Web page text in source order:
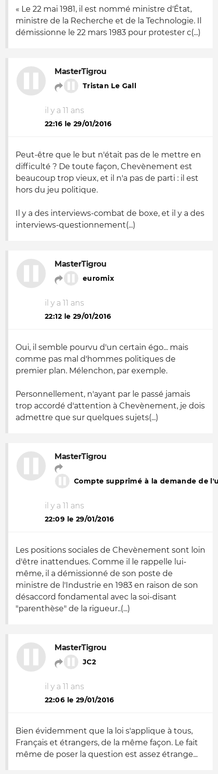
« Le 22 mai 1981, il est nommé ministre d'État,
ministre de la Recherche et de la Technologie. Il
démissionne le 22 mars 1983 pour protester c(...)
MasterTigrou
Tristan Le Gall
il y a 11 ans
22:16 le 29/01/2016
Peut-être que le but n'était pas de le mettre en
difficulté ? De toute façon, Chevènement est
beaucoup trop vieux, et il n'a pas de parti : il est
hors du jeu politique.
Il y a des interviews-combat de boxe, et il y a des
interviews-questionnement(...)
MasterTigrou
euromix
il y a 11 ans
22:12 le 29/01/2016
Oui, il semble pourvu d'un certain égo... mais
comme pas mal d'hommes politiques de
premier plan. Mélenchon, par exemple.
Personnellement, n'ayant par le passé jamais
trop accordé d'attention à Chevènement, je dois
admettre que sur quelques sujets(...)
MasterTigrou
Compte supprimé à la demande de
il y a 11 ans
22:09 le 29/01/2016
Les positions sociales de Chevènement sont loin
d'être inattendues. Comme il le rappelle lui-
même, il a démissionné de son poste de
ministre de l'Industrie en 1983 en raison de son
désaccord fondamental avec la soi-disant
"parenthèse" de la rigueur..(...)
MasterTigrou
JC2
il y a 11 ans
22:06 le 29/01/2016
Bien évidemment que la loi s'applique à tous,
Français et étrangers, de la même façon. Le fait
même de poser la question est assez étrange...